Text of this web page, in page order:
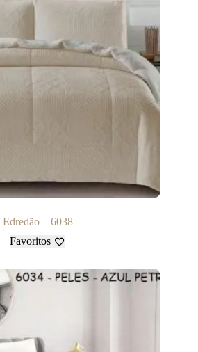
Edredão – 6038
Favoritos